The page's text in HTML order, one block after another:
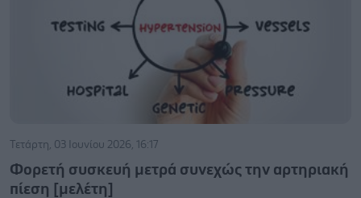
Τετάρτη, 03 Ιουνίου 2026, 16:17
Φορετή συσκευή μετρά συνεχώς την αρτηριακή
πίεση [μελέτη]